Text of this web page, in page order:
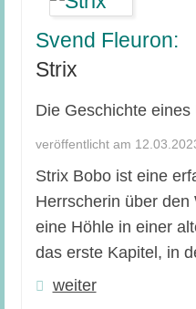
Svend Fleuron:
Strix
Die Geschichte eines
veröffentlicht am
Strix Bobo ist eine
Herrscherin über
eine Höhle in einer
das erste Kapitel, in
weiter